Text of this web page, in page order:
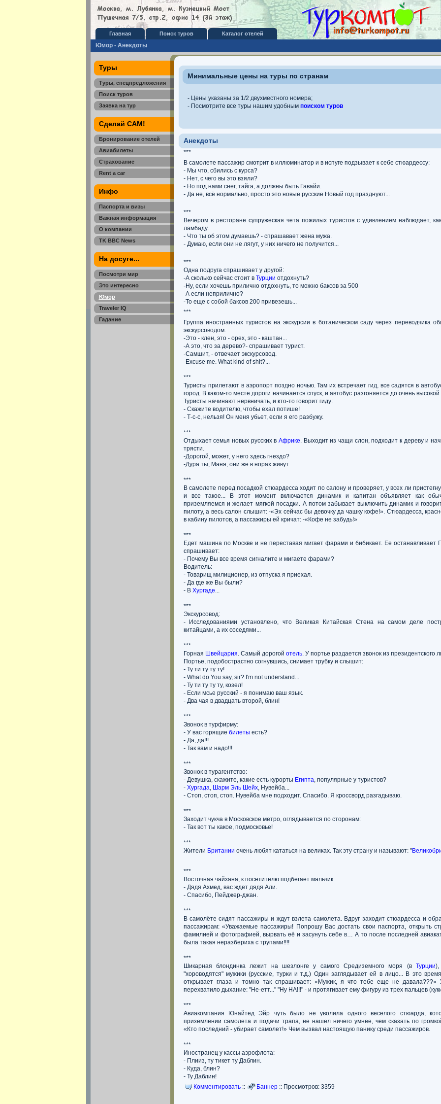
Главная Поиск туров Каталог отелей
Юмор - Анекдоты
Туры
Туры, спецпредложения
Поиск туров
Заявка на тур
Сделай САМ!
Бронирование отелей
Авиабилеты
Страхование
Rent a car
Инфо
Паспорта и визы
Важная информация
О компании
TK BBC News
На досуге...
Посмотри мир
Это интересно
Юмор
Traveler IQ
Гадание
Минимальные цены на туры по странам
- Цены указаны за 1/2 двухместного номера;
- Посмотрите все туры нашим удобным поиском туров
Анекдоты
***
В самолете пассажир смотрит в иллюминатор и в испуге подзывает к себе стюардессу:
- Мы что, сбились с курса?
- Нет, с чего вы это взяли?
- Но под нами снег, тайга, а должны быть Гавайи.
- Да не, всё нормально, просто это новые русские Новый год празднуют...
***
Вечером в ресторане супружеская чета пожилых туристов с удивлением наблюдает,
ламбаду.
- Что ты об этом думаешь? - спрашавает жена мужа.
- Думаю, если они не лягут, у них ничего не получится...
***
Одна подруга спрашивает у другой:
-А сколько сейчас стоит в Турции отдохнуть?
-Ну, если хочешь прилично отдохнуть, то можно баксов за 500
-А если неприлично?
-То еще с собой баксов 200 привезешь...
***
Группа иностранных туристов на экскурсии в ботаническом саду через переводчика
экскурсоводом.
-Это - клен, это - орех, это - каштан...
-А это, что за дерево?- спрашивает турист.
-Самшит, - отвечает экскурсовод.
-Excuse me. What kind of shit?...
***
Туристы прилетают в аэропорт поздно ночью. Там их встречает гид, все садятся в
город. В каком-то месте дороги начинается спуск, и автобус разгоняется до очень высокой
Туристы начинают нервничать, и кто-то говорит гиду:
- Скажите водителю, чтобы ехал потише!
- Т-с-с, нельзя! Он меня убьет, если я его разбужу.
***
Отдыхает семья новых русских в Африке. Выходит из чащи слон, подходит к дереву и
трясти.
-Дорогой, может, у него здесь гнездо?
-Дура ты, Маня, они же в норах живут.
***
В самолете перед посадкой стюардесса ходит по салону и проверяет, у всех ли
и все такое... В этот момент включается динамик и капитан объявляет как
приземляемся и желает мягкой посадки. А потом забывает выключить динамик и
пилоту, а весь салон слышит: -«Эх сейчас бы девочку да чашку кофе!». Стюардесса,
в кабину пилотов, а пассажиры ей кричат: -«Кофе не забудь!»
***
Едет машина по Москве и не переставая мигает фарами и бибикает. Ее останавливает
спрашивает:
- Почему Вы все время сигналите и мигаете фарами?
Водитель:
- Товарищ милиционер, из отпуска я приехал.
- Да где же Вы были?
- В Хургаде...
***
Экскурсовод:
- Исследованиями установлено, что Великая Китайская Стена на самом деле
китайцами, а их соседями...
***
Горная Швейцария. Самый дорогой отель. У портье раздается звонок из президентского
Портье, подобострастно согнувшись, снимает трубку и слышит:
- Ту ти ту ту ту!
- What do You say, sir? I'm not understand...
- Ту ти ту ту ту, козел!
- Если мсье русский - я понимаю ваш язык.
- Два чая в двадцать второй, блин!
***
Звонок в турфирму:
- У вас горящие билеты есть?
- Да, да!!!
- Так вам и надо!!!
***
Звонок в турагентство:
- Девушка, скажите, какие есть курорты Египта, популярные у туристов?
- Хургада, Шарм Эль Шейх, Нувейба...
- Стоп, стоп, стоп. Нувейба мне подходит. Спасибо. Я кроссворд разгадываю.
***
Заходит чукча в Московское метро, оглядывается по сторонам:
- Так вот ты какое, подмосковье!
***
Жители Британии очень любят кататься на великах. Так эту страну и называют: "
***
Восточная чайхана, к посетителю подбегает мальчик:
- Дядя Ахмед, вас ждет дядя Али.
- Спасибо, Пейджер-джан.
***
В самолёте сидят пассажиры и ждут взлета самолета. Вдруг заходит стюардесса и
пассажирам: «Уважаемые пассажиры! Попрошу Вас достать свои паспорта, открыть
фамилией и фотографией, вырвать её и засунуть себе в… А то после последней
была такая неразбериха с трупами!!!!
***
Шикарная блондинка лежит на шезлонге у самого Средиземного моря (в Турции),
"хороводятся" мужики (русские, турки и т.д.) Один заглядывает ей в лицо... В это
открывает глаза и томно так спрашивает: «Мужик, я что тебе еще не давала???»
перехватило дыхание: "Не-етт..." "Ну НА!!!" - и протягивает ему фигуру из трех пальцев
***
Авиакомпания Юнайтед Эйр чуть было не уволила одного веселого стюарда,
приземлении самолета и подачи трапа, не нашел ничего умнее, чем сказать по
«Кто последний - убирает самолет!» Чем вызвал настоящую панику среди пассажиров.
***
Иностранец у кассы аэрофлота:
- Плииз, ту тикет ту Даблин.
- Куда, блин?
- Ту Даблин!
Комментировать:: Баннер:: Просмотров: 3359